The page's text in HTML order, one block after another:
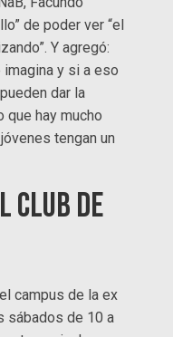
de poder ver “el
Y agregó:
y si a eso
dar la
que hay mucho
tengan un
Club de
campus de la ex
sábados de 10 a